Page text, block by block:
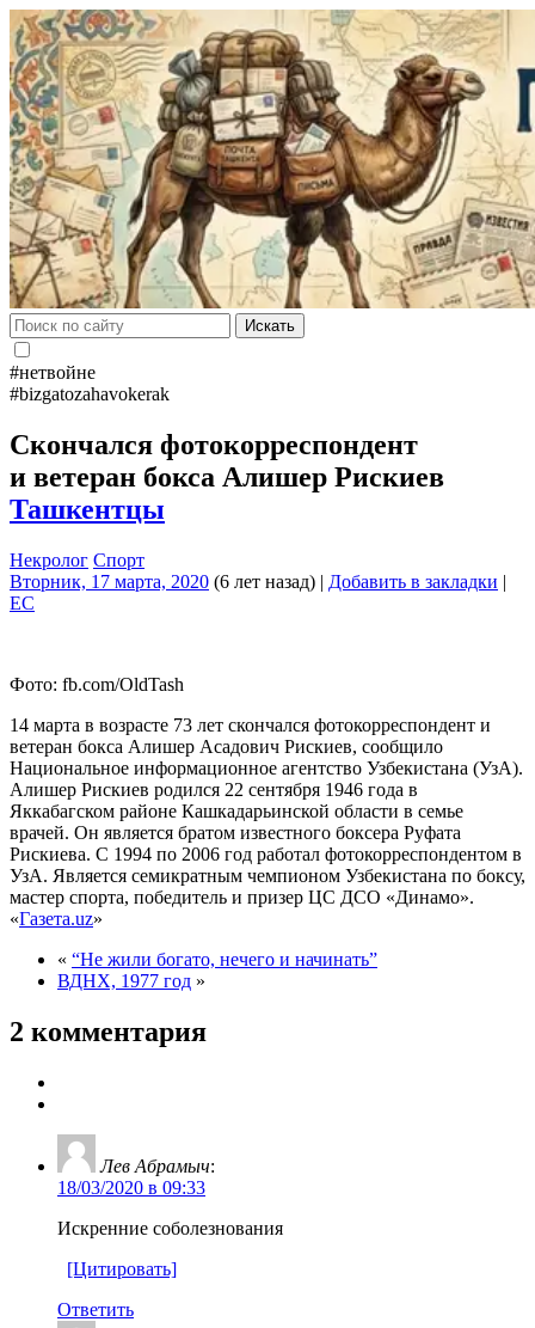
Искать
#нетвойне
#bizgatozahavokerak
Скончался фотокорреспондент
и ветеран бокса Алишер Рискиев
Ташкентцы
Некролог Спорт
Вторник, 17 марта, 2020 (6 лет назад) | Добавить в закладки |
EC
Фото: fb.com/OldTash
14 марта в возрасте 73 лет скончался фотокорреспондент и
ветеран бокса Алишер Асадович Рискиев, сообщило
Национальное информационное агентство Узбекистана (УзА).
Алишер Рискиев родился 22 сентября 1946 года в
Яккабагском районе Кашкадарьинской области в семье
врачей. Он является братом известного боксера Руфата
Рискиева. С 1994 по 2006 год работал фотокорреспондентом в
УзА. Является семикратным чемпионом Узбекистана по боксу,
мастер спорта, победитель и призер ЦС ДСО «Динамо».
«Газета.uz»
« “Не жили богато, нечего и начинать”
ВДНХ, 1977 год »
2 комментария
Лев Абрамыч:
18/03/2020 в 09:33
Искренние соболезнования
[Цитировать]
Ответить